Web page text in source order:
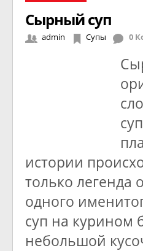
Сырный суп
admin Супы 0
истории
только
одного
суп на курином
небольшой